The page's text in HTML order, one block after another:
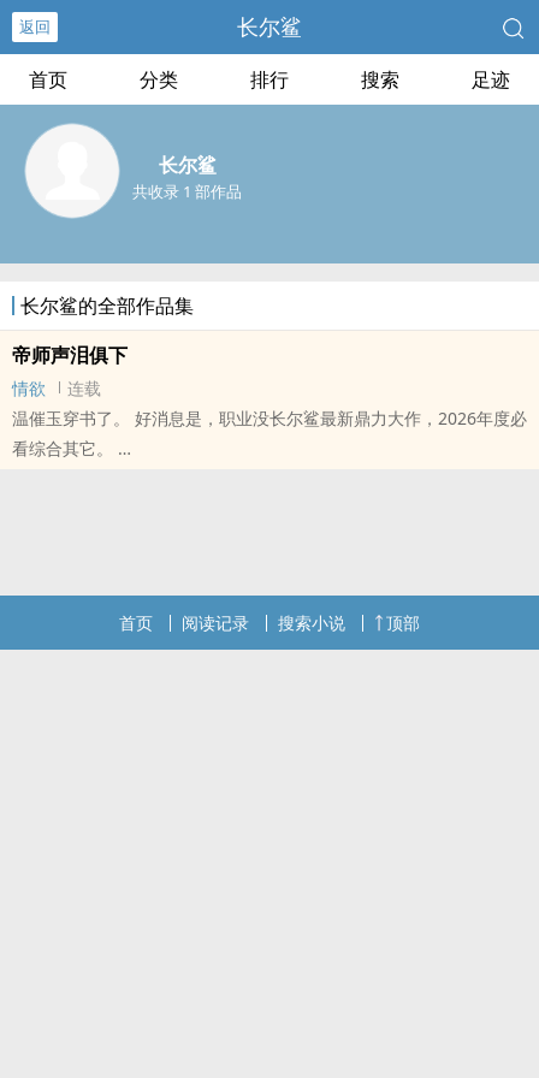
返回 长尔鲨
首页 分类 排行 搜索 足迹
长尔鲨
共收录 1 部作品
长尔鲨的全部作品集
帝师声泪俱下
情欲
连载
温催玉穿书了。 好消息是，职业没长尔鲨最新鼎力大作，2026年度必
看综合其它。
首页 阅读记录 搜索小说 顶部